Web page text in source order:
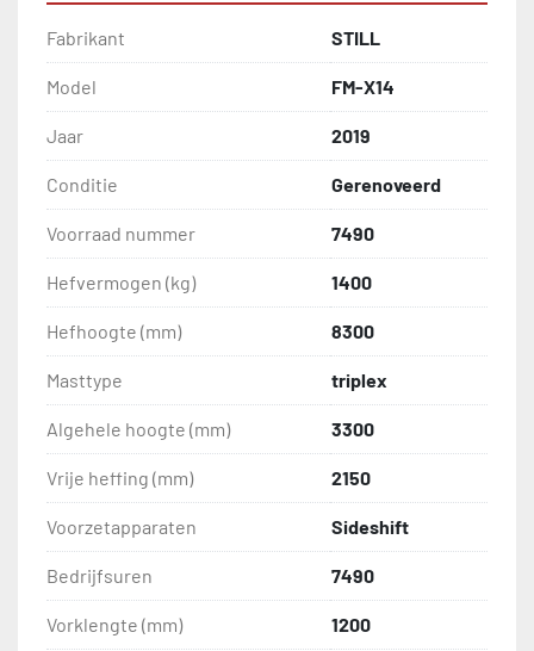
Fabrikant STILL
Model FM-X14
Jaar 2019
Conditie Gerenoveerd
Voorraad nummer 7490
Hefvermogen (kg) 1400
Hefhoogte (mm) 8300
Masttype triplex
Algehele hoogte (mm) 3300
Vrije heffing (mm) 2150
Voorzetapparaten Sideshift
Bedrijfsuren 7490
Vorklengte (mm) 1200